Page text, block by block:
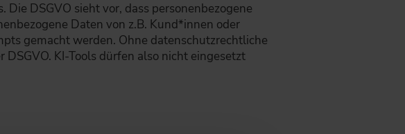
DSGVO sieht vor, dass personenbezogene
Daten von z.B. Kund*innen oder
gemacht werden. Ohne datenschutzrechtliche
KI-Tools dürfen also nicht eingesetzt